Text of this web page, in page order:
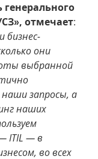
отмечает:
бизнес-
они
выбранной
запросы, а
наших
ITIL — в
во всех